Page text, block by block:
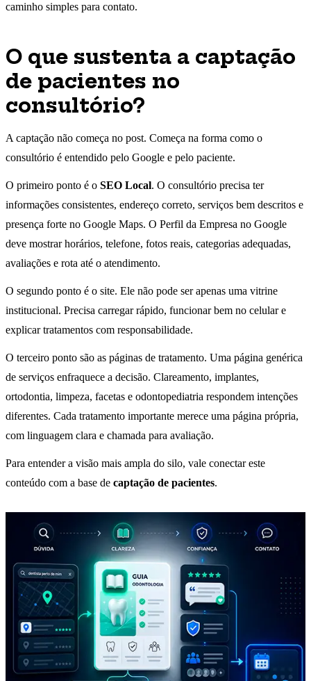
caminho simples para contato.
O que sustenta a captação
de pacientes no
consultório?
A captação não começa no post. Começa na forma como o
consultório é entendido pelo Google e pelo paciente.
O primeiro ponto é o SEO Local. O consultório precisa ter
informações consistentes, endereço correto, serviços bem descritos e
presença forte no Google Maps. O Perfil da Empresa no Google
deve mostrar horários, telefone, fotos reais, categorias adequadas,
avaliações e rota até o atendimento.
O segundo ponto é o site. Ele não pode ser apenas uma vitrine
institucional. Precisa carregar rápido, funcionar bem no celular e
explicar tratamentos com responsabilidade.
O terceiro ponto são as páginas de tratamento. Uma página genérica
de serviços enfraquece a decisão. Clareamento, implantes,
ortodontia, limpeza, facetas e odontopediatria respondem intenções
diferentes. Cada tratamento importante merece uma página própria,
com linguagem clara e chamada para avaliação.
Para entender a visão mais ampla do silo, vale conectar este
conteúdo com a base de captação de pacientes.